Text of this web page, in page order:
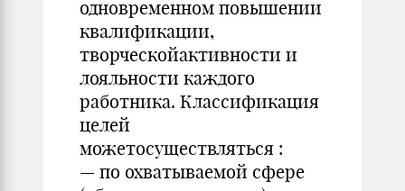
одновременном повышении
квалификации,
творческойактивности и
лояльности каждого
работника. Классификация
целей
можетосуществляться :
— по охватываемой сфере